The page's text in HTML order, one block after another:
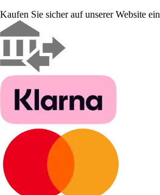
Kaufen Sie sicher auf unserer Website ein